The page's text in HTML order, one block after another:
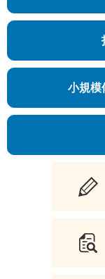
小規模